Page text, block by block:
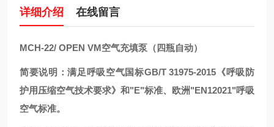
详细介绍 在线留言
MCH-22/ OPEN VM空气充填泵（四瓶自动）
简要说明：满足呼吸空气国标GB/T 31975-2015《呼吸防
护用压缩空气技术要求》和"E"标准、欧洲"EN12021"呼吸
空气标准。